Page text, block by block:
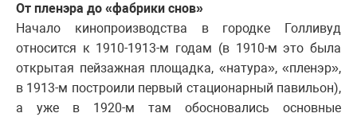
От пленэра до «фабрики снов»
Начало кинопроизводства в городке Голливуд
относится к 1910-1913-м годам (в 1910-м это была
открытая пейзажная площадка, «натура», «пленэр»,
в 1913-м построили первый стационарный павильон),
а уже в 1920-м там обосновались основные